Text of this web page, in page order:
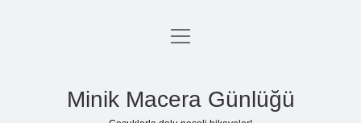
Anasayfa
menüyü
Minik Macera Günlüğü